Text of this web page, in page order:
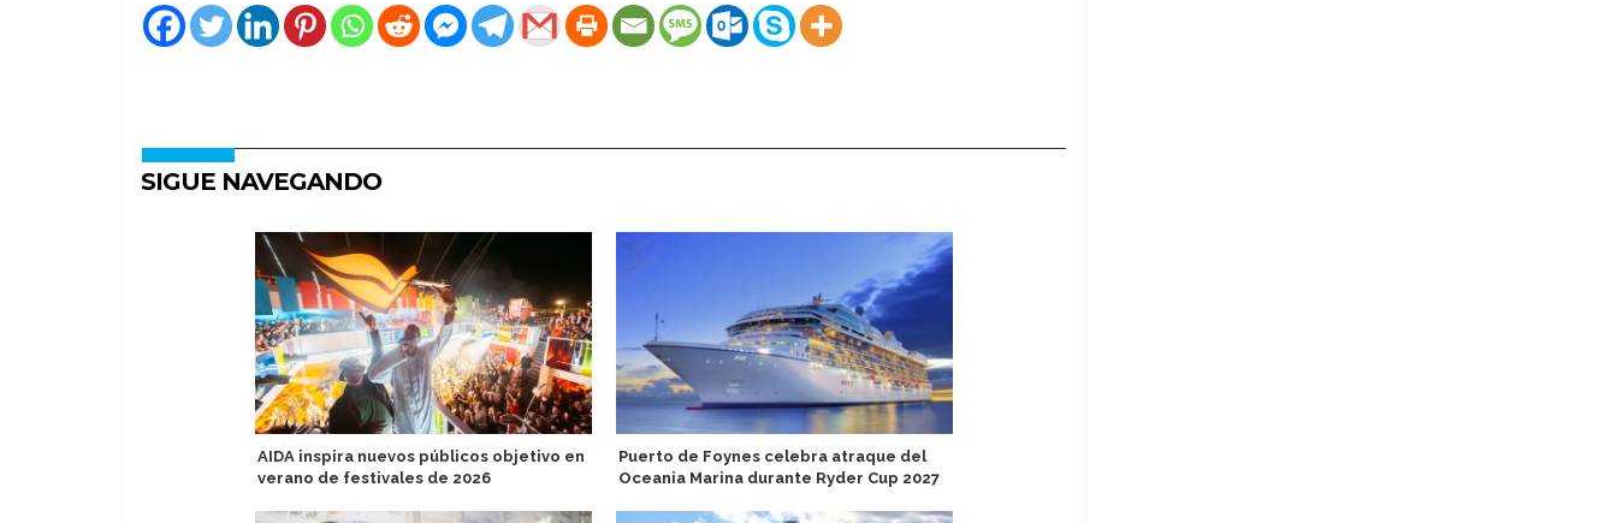
SIGUE NAVEGANDO
AIDA inspira nuevos públicos objetivo en
verano de festivales de 2026
Puerto de Foynes celebra atraque del
Oceania Marina durante Ryder Cup 2027